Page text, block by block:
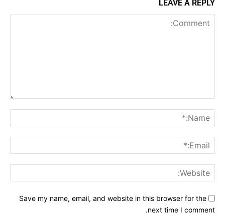
LEAVE A REPLY
Save my name, email, and website in this browser for the
next time I comment.